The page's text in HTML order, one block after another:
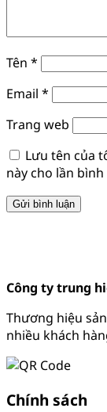
Tên *
Email *
Trang web
Lưu tên của
này cho lần
Công ty trung
Thương hiệu
nhiều khách
Chính sách